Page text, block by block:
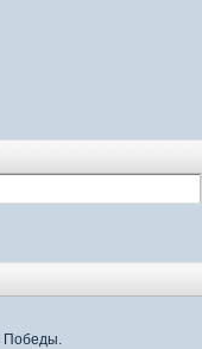
Победы.